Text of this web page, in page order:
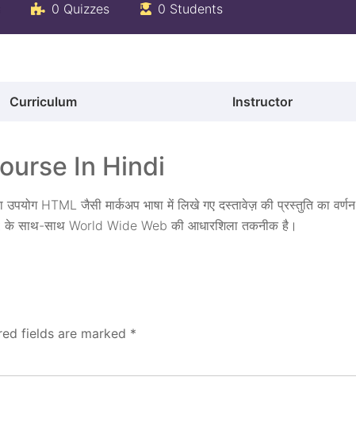
0 Quizzes 0 Students
Curriculum Instructor
In Hindi
HTML जैसी मार्कअप भाषा में लिखे गए दस्तावेज़ की प्रस्तुति का वर्णन
साथ-साथ World Wide Web की आधारशिला तकनीक है।
fields are marked *